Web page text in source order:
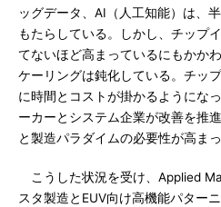
ッグデータ、AI（人工知能）は、
もたらしている。しかし、チップ
てないほど高まっているにもかか
ケーリングは鈍化している。チッ
に時間とコストが掛かるようにな
ーカーとシステム企業が改善を推
と製造パラダイムの必要性が高ま
こうした状況を受け、Applied
スタ製造とEUV向け高機能パター